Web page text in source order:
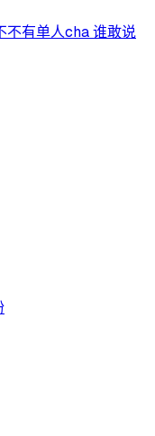
不有单人cha 谁敢说